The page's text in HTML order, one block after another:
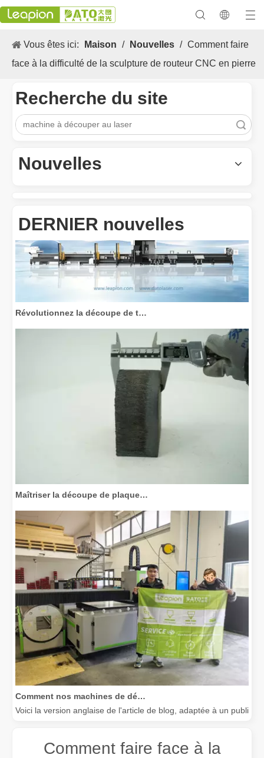
Vous êtes ici: Maison / Nouvelles / Comment faire
face à la difficulté de la sculpture de routeur CNC en pierre
Recherche du site
Nouvelles
DERNIER nouvelles
Les Application et les caractéristiques exceptionnelles des machines de marquage laser
Voici la version anglaise de l'article de blog, adaptée à un public
Comment faire face à la